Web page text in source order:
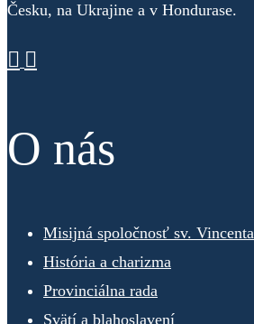
Česku, na Ukrajine a v Hondurase.
O nás
Misijná spoločnosť sv. Vincenta
História a charizma
Provinciálna rada
Svätí a blahoslavení